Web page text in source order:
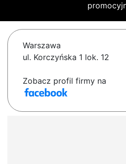
Warszawa
ul. Korczyńska 1 lok. 12
Zobacz profil firmy na